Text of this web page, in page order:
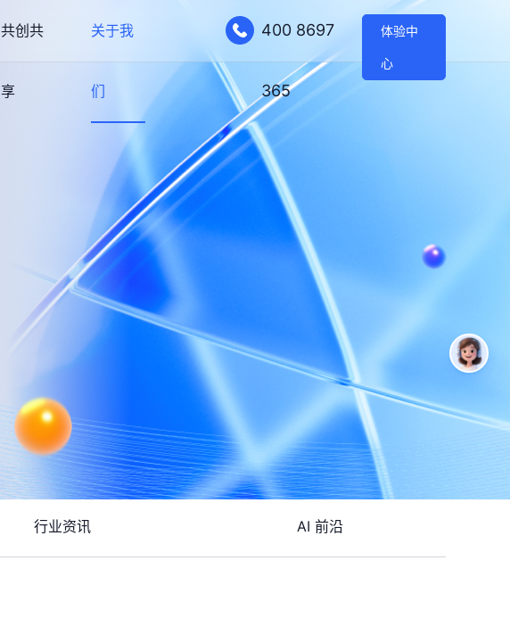
共创共
享
关于我
们
400 8697
365
体验中
心
行业资讯 AI 前沿